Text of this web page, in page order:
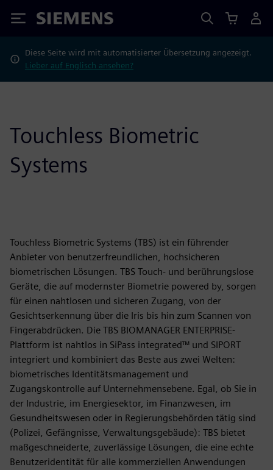
Siemens
Diese Seite wird mit automatisierter Übersetzung angezeigt.
Lieber auf Englisch ansehen?
Touchless Biometric
Systems
Touchless Biometric Systems (TBS) ist ein führender
Anbieter von benutzerfreundlichen, hochsicheren
biometrischen Lösungen. TBS Touch- und berührungslose
Geräte, die auf modernster Biometrie powered by, sorgen
für einen nahtlosen und sicheren Zugang, von der
Gesichtserkennung über die Iris bis hin zum Scannen von
Fingerabdrücken. Die TBS BIOMANAGER ENTERPRISE-
Plattform ist nahtlos in SiPass integrated™ und SIPORT
integriert und kombiniert das Beste aus zwei Welten:
biometrisches Identitätsmanagement und
Zugangskontrolle auf Unternehmensebene. Egal, ob Sie in
der Industrie, im Energiesektor, im Finanzwesen, im
Gesundheitswesen oder in Regierungsbehörden tätig sind
(Polizei, Gefängnisse, Verwaltungsgebäude): TBS bietet
maßgeschneiderte, zuverlässige Lösungen, die eine echte
Benutzeridentität für alle kommerziellen Anwendungen